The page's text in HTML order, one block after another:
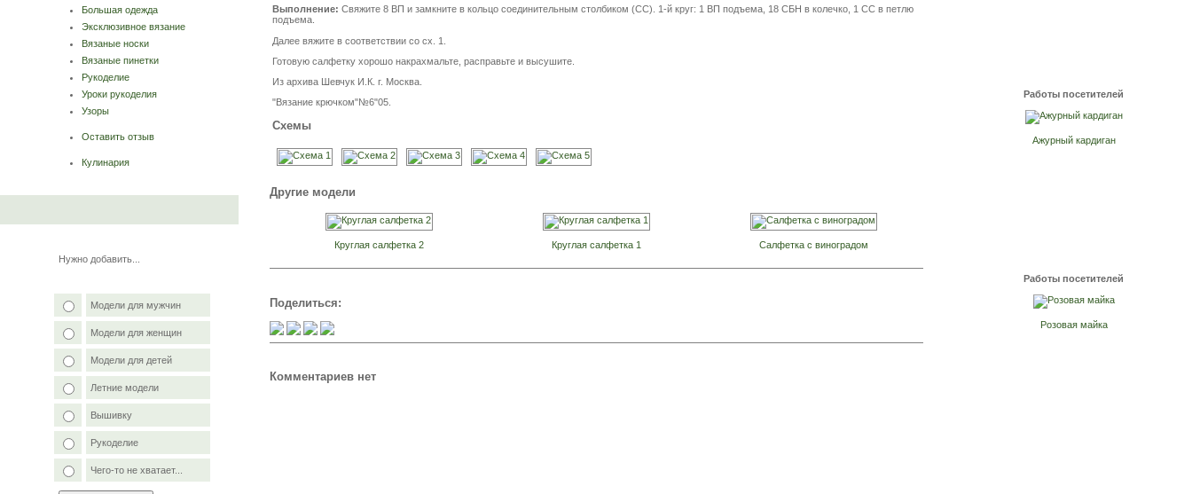
Большая одежда
Эксклюзивное вязание
Вязаные носки
Вязаные пинетки
Рукоделие
Уроки рукоделия
Узоры
Оставить отзыв
Кулинария
Нужно добавить...
Модели для мужчин
Модели для женщин
Модели для детей
Летние модели
Вышивку
Рукоделие
Чего-то не хватает...
Выполнение: Свяжите 8 ВП и замкните в кольцо соединительным столбиком (СС). 1-й круг: 1 ВП подъема, 18 СБН в колечко, 1 СС в петлю
подъема.
Далее вяжите в соответствии со сх. 1.
Готовую салфетку хорошо накрахмальте, расправьте и высушите.
Из архива Шевчук И.К. г. Москва.
"Вязание крючком"№6"05.
Схемы
Другие модели
Круглая салфетка 2 Круглая салфетка 1 Салфетка с виноградом
Поделиться:
Комментариев нет
Работы посетителей
Ажурный кардиган
Работы посетителей
Розовая майка